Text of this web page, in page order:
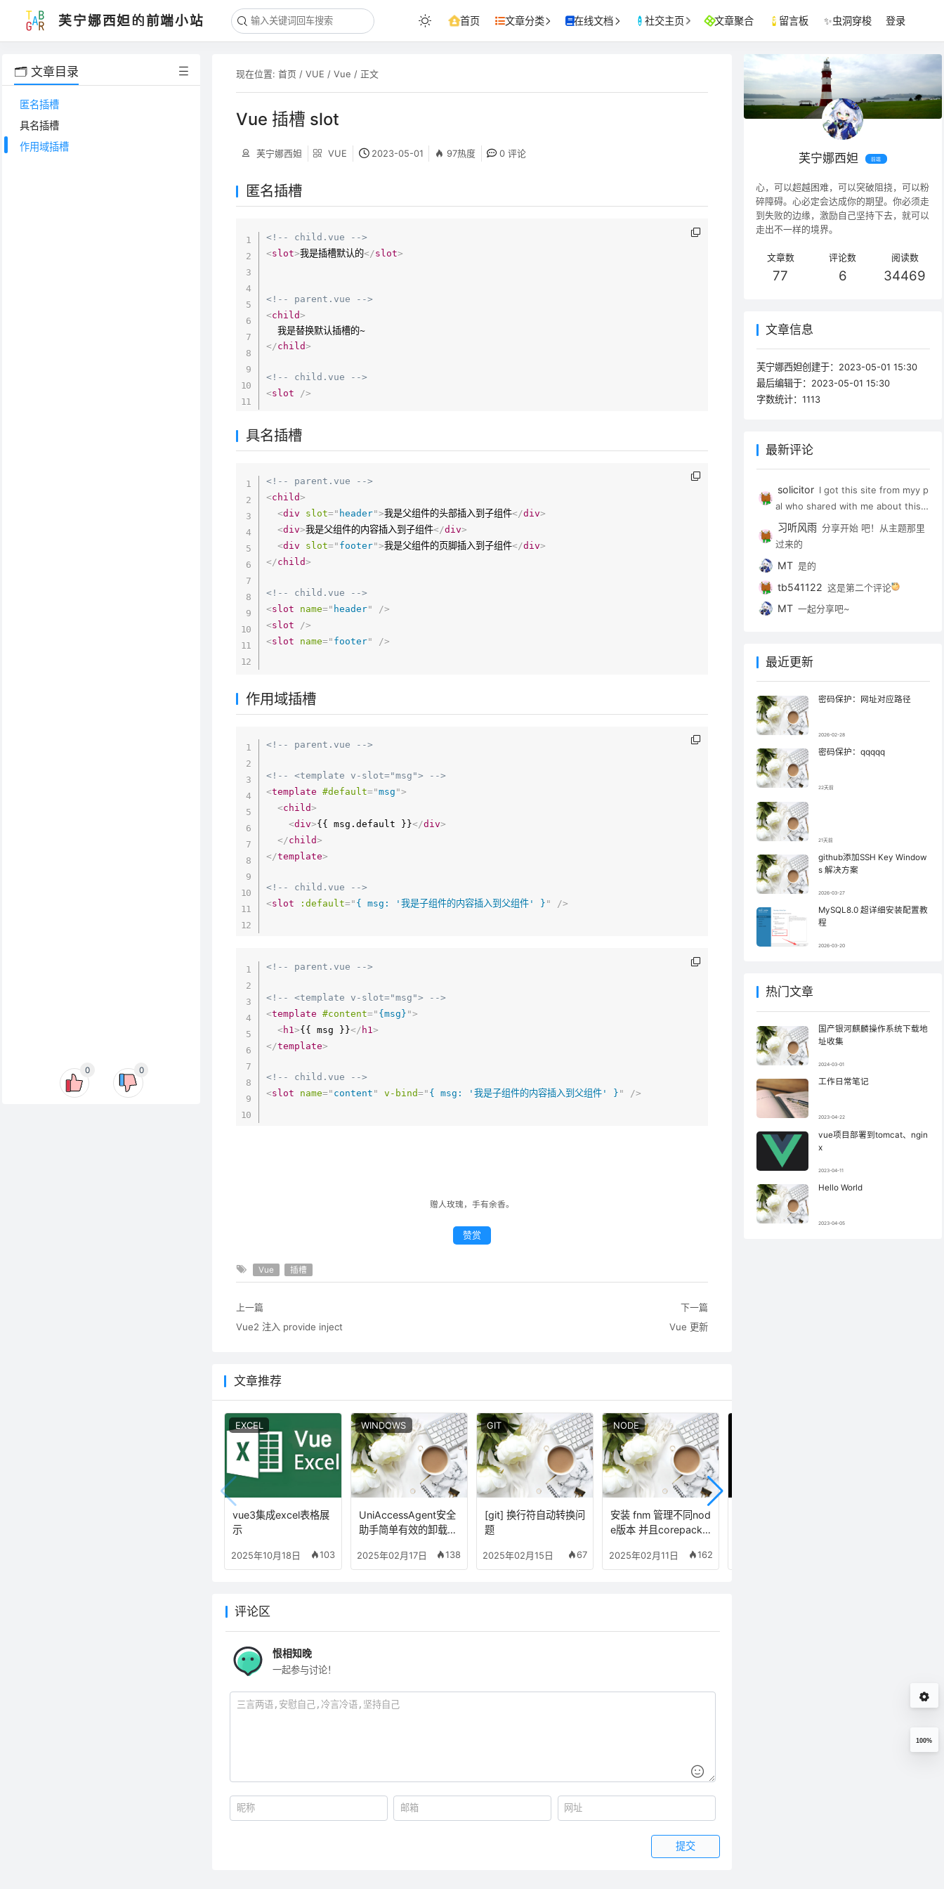
芙宁娜西妲的前端小站 首页 文章分类 在线文档 社交主页 文章聚合 留言板 ✨虫洞穿梭 登录
🗂️ 文章目录
匿名插槽
具名插槽
作用域插槽
0 0
现在位置:首页 /VUE /Vue / 正文
Vue 插槽 slot
芙宁娜西妲 VUE 2023-05-01 97热度 0 评论
匿名插槽
<!-- child.vue -->
<slot>我是插槽默认的</slot>
<!-- parent.vue -->
<child>
</child>
<!-- child.vue -->
<slot />
具名插槽
<!-- parent.vue -->
<child>
<div slot=" header">我是父组件的头部插入到子组件</div>
<div>我是父组件的内容插入到子组件</div>
<div slot=" footer">我是父组件的页脚插入到子组件</div>
</child>
<!-- child.vue -->
<slot name=" header"
/>
<slot
/>
<slot name=" footer" />
作用域插槽
<!-- parent.vue -->
<!-- <template v-slot="msg"> -->
<template #default="msg ">
<child>
<div>{{ msg.default }}</div>
</child>
</template>
<!-- child.vue -->
<slot :default=" { msg: '我是子组件的内容插入到父组件' } " />
<!-- parent.vue -->
<!-- <template v-slot="msg"> -->
<template #content=" {msg} ">
<h1>{{ msg }}</ h1>
</template>
<!-- child.vue -->
<slot name=" content " v-bind=" { msg: '我是子组件的内容插入到父组件' } " />
赠人玫瑰，手有余香。
赞赏
Vue 插槽
上一篇
Vue2 注入 provide inject
下一篇
Vue 更新
文章推荐
vue3集成excel表格展
示
2025年10月18日 103
EXCEL
UniAccessAgent安全
助手简单有效的卸载方
2025年02月17日 138
WINDOWS
[git] 换行符自动转换问
题
2025年02月15日 67
GIT
安装 fnm 管理不同nod
e版本 并且corepack e
全局安装全局 并自定
义安装路径 保证 切换n
2025年02月11日 162
NODE
评论区
恨相知晚
一起参与讨论！
提交
芙宁娜西妲 前端
心，可以超越困难，可以突破阻挠，可以粉
碎障碍。心必定会达成你的期望。你必须走
到失败的边缘，激励自己坚持下去，就可以
走出不一样的境界。
文章数
77
评论数
6
阅读数
34469
文章信息
芙宁娜西妲创建于： 2023-05-01 15:30
最后编辑于： 2023-05-01 15:30
字数统计：1113
最新评论
solicitor I got this site from myy p
al who shared with me about this w
ebsite and now this tine I am brow
sing this web sute and reading ver
习听风雨 分享开始 吧！从主题那里
过来的
MT 是的
tb541122 这是第二个评论
MT 一起分享吧~
最近更新
密码保护：网址对应路径
2026-02-28
密码保护：qqqqq
22天前
21天前
github添加SSH Key Window
s 解决方案
2026-03-27
MySQL8.0 超详细安装配置教
程
2026-03-20
热门文章
国产银河麒麟操作系统下载地
址收集
2024-03-01
工作日常笔记
2023-04-22
vue项目部署到tomcat、ngin
x
2023-04-11
Hello World
2023-04-05
100%